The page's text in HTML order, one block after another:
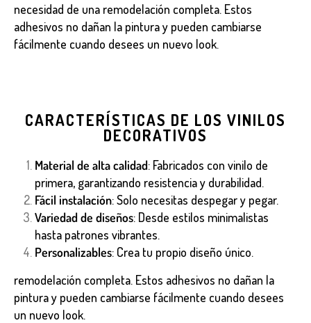
necesidad de una remodelación completa. Estos
adhesivos no dañan la pintura y pueden cambiarse
fácilmente cuando desees un nuevo look.
CARACTERÍSTICAS DE LOS VINILOS
DECORATIVOS
Material de alta calidad: Fabricados con vinilo de
primera, garantizando resistencia y durabilidad.
Fácil instalación: Solo necesitas despegar y pegar.
Variedad de diseños: Desde estilos minimalistas
hasta patrones vibrantes.
Personalizables: Crea tu propio diseño único.
remodelación completa. Estos adhesivos no dañan la
pintura y pueden cambiarse fácilmente cuando desees
un nuevo look.